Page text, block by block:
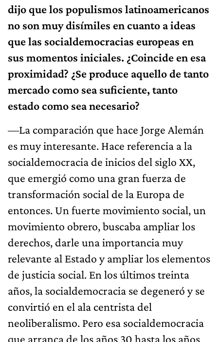
dijo que los populismos latinoamericanos
no son muy disímiles en cuanto a ideas
que las socialdemocracias europeas en
sus momentos iniciales. ¿Coincide en esa
proximidad? ¿Se produce aquello de tanto
mercado como sea suficiente, tanto
estado como sea necesario?
—La comparación que hace Jorge Alemán
es muy interesante. Hace referencia a la
socialdemocracia de inicios del siglo XX,
que emergió como una gran fuerza de
transformación social de la Europa de
entonces. Un fuerte movimiento social, un
movimiento obrero, buscaba ampliar los
derechos, darle una importancia muy
relevante al Estado y ampliar los elementos
de justicia social. En los últimos treinta
años, la socialdemocracia se degeneró y se
convirtió en el ala centrista del
neoliberalismo. Pero esa socialdemocracia
que arranca de los años 30 hasta los años